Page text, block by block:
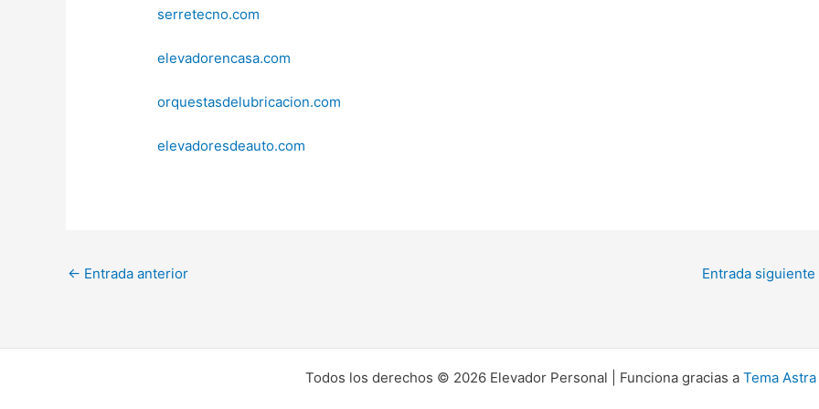
serretecno.com
elevadorencasa.com
orquestasdelubricacion.com
elevadoresdeauto.com
← Entrada anterior Entrada siguiente
Todos los derechos © 2026 Elevador Personal | Funciona gracias a Tema